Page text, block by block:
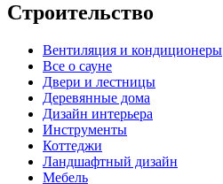
Строительство
Вентиляция и кондиционеры
Все о сауне
Двери и лестницы
Деревянные дома
Дизайн интерьера
Инструменты
Коттеджи
Ландшафтный дизайн
Мебель